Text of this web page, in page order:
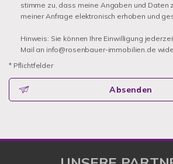
stimme zu, dass meine Angaben und Daten
meiner Anfrage elektronisch erhoben und
Hinweis: Sie können Ihre Einwilligung
Mail an info@rosenbauer-immobilien.de
* Pflichtfelder
Absenden